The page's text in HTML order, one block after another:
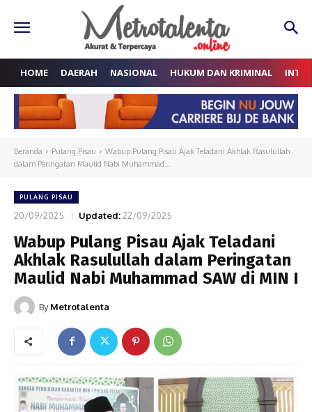
HOME DAERAH NASIONAL HUKUM DAN KRIMINAL
Beranda Pulang Pisau
Wabup Pulang Pisau Ajak Teladani Akhlak Rasulullah
dalam Peringatan Maulid Nabi Muhammad...
PULANG PISAU
20/09/2025 Updated:22/09/2025
Wabup Pulang Pisau Ajak Teladani
Akhlak Rasulullah dalam Peringatan
Maulid Nabi Muhammad SAW di MIN I
By Metrotalenta